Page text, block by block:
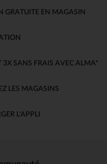
GRATUITE EN MAGASIN
3X SANS FRAIS AVEC ALMA*
LES MAGASINS
L'APPLI